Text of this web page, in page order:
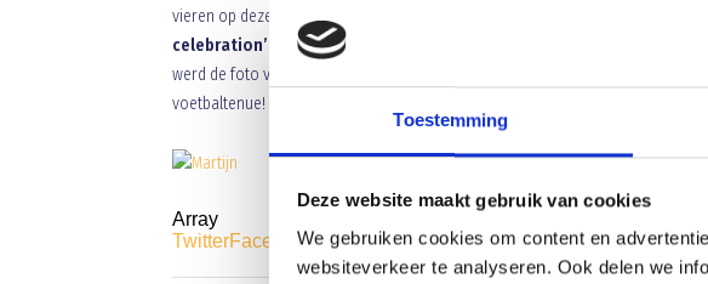
Toestemming
Deze website maakt gebruik van cookies
We gebruiken cookies om content en
websiteverkeer te analyseren. Ook delen we
vieren op dezelfde manier als Wesley Sneijder dat deed tegen Turkije.
celebration’ op te sturen naar Fox Sports Nederland om mee te
werd de foto van Marijn uitgekozen als winnaar. Hierdoor krijgen alle spelers
voetbaltenue! Hier alvast de prijswinnende foto, binnenkort de foto van E4 in
Array
TwitterFacebookWhatsApp